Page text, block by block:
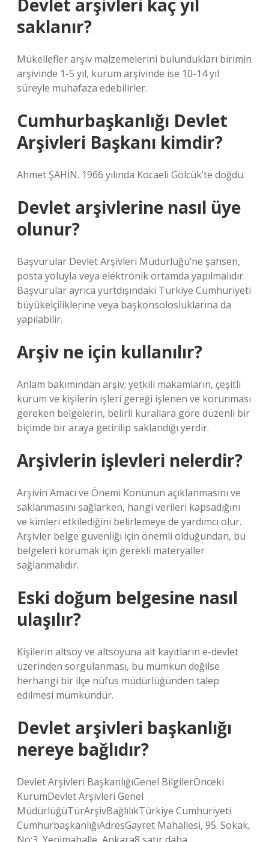
Devlet arşivleri kaç yıl
saklanır?
Mükellefler arşiv malzemelerini bulundukları birimin
arşivinde 1-5 yıl, kurum arşivinde ise 10-14 yıl
süreyle muhafaza edebilirler.
Cumhurbaşkanlığı Devlet
Arşivleri Başkanı kimdir?
Ahmet ŞAHİN. 1966 yılında Kocaeli Gölcük’te doğdu.
Devlet arşivlerine nasıl üye
olunur?
Başvurular Devlet Arşivleri Müdürlüğü’ne şahsen,
posta yoluyla veya elektronik ortamda yapılmalıdır.
Başvurular ayrıca yurtdışındaki Türkiye Cumhuriyeti
büyükelçiliklerine veya başkonsolosluklarına da
yapılabilir.
Arşiv ne için kullanılır?
Anlam bakımından arşiv; yetkili makamların, çeşitli
kurum ve kişilerin işleri gereği işlenen ve korunması
gereken belgelerin, belirli kurallara göre düzenli bir
biçimde bir araya getirilip saklandığı yerdir.
Arşivlerin işlevleri nelerdir?
Arşivin Amacı ve Önemi Konunun açıklanmasını ve
saklanmasını sağlarken, hangi verileri kapsadığını
ve kimleri etkilediğini belirlemeye de yardımcı olur.
Arşivler belge güvenliği için önemli olduğundan, bu
belgeleri korumak için gerekli materyaller
sağlanmalıdır.
Eski doğum belgesine nasıl
ulaşılır?
Kişilerin altsoy ve altsoyuna ait kayıtların e-devlet
üzerinden sorgulanması, bu mümkün değilse
herhangi bir ilçe nüfus müdürlüğünden talep
edilmesi mümkündür.
Devlet arşivleri başkanlığı
nereye bağlıdır?
Devlet Arşivleri BaşkanlığıGenel BilgilerÖnceki
KurumDevlet Arşivleri Genel
MüdürlüğüTürArşivBağlılıkTürkiye Cumhuriyeti
CumhurbaşkanlığıAdresGayret Mahallesi, 95. Sokak,